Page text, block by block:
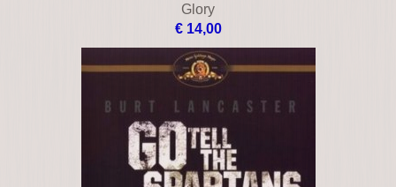
Glory
€ 14,00